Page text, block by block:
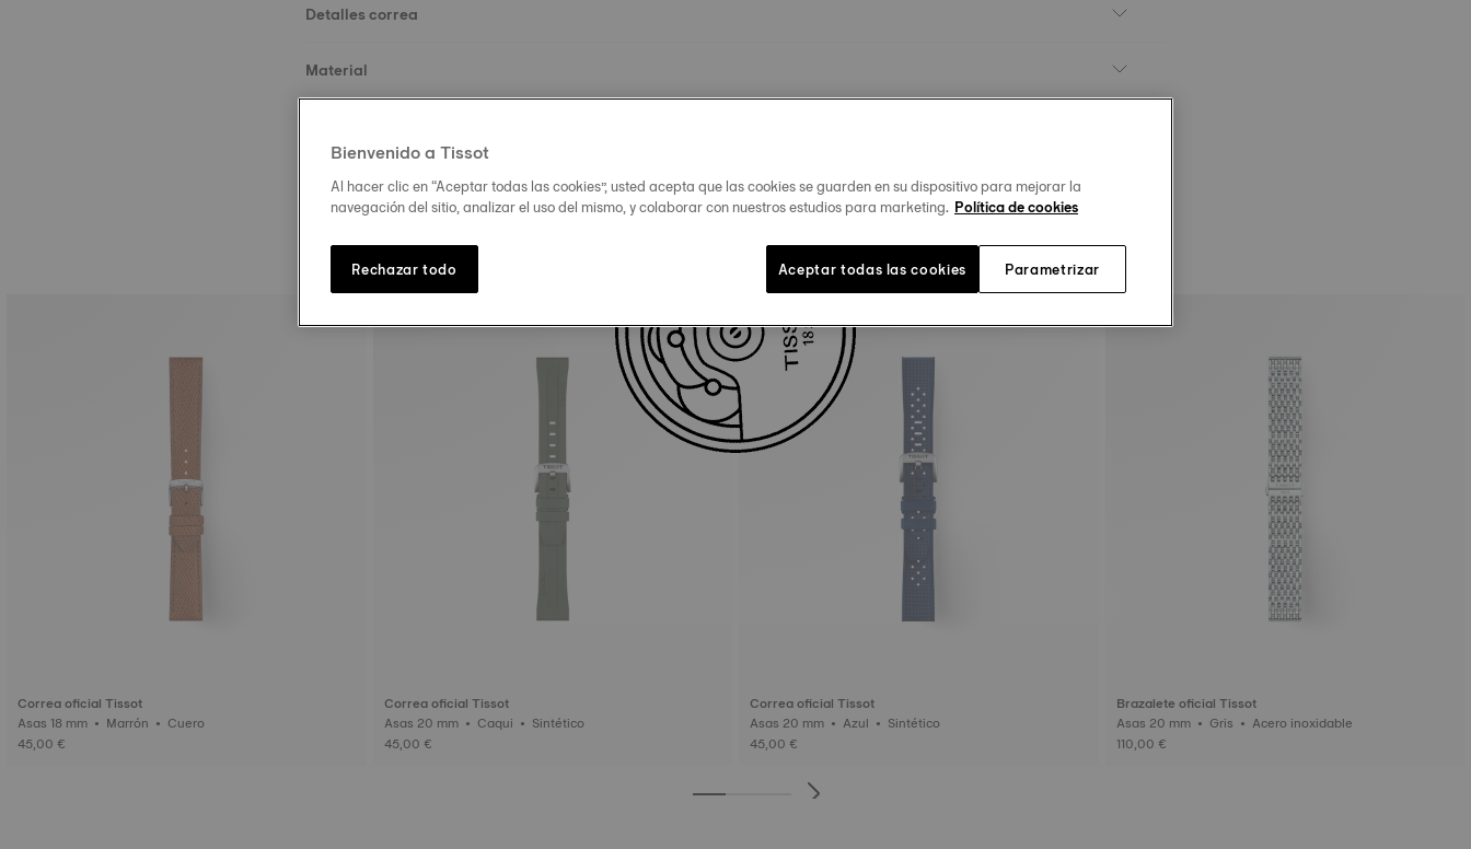
Detalles correa
Material
Productos similares
Correa oficial Tissot
Asas 18 mm • Marrón • Cuero
45,00 €
Correa oficial Tissot
Asas 20 mm • Caqui • Sintético
45,00 €
Correa oficial Tissot
Asas 20 mm • Azul • Sintético
45,00 €
Brazalete oficial Tissot
Asas 20 mm • Gris • Acero inoxidable
110,00 €
Bienvenido a Tissot
Al hacer clic en “Aceptar todas las cookies”, usted acepta que las cookies se guarden en su dispositivo para mejorar la
navegación del sitio, analizar el uso del mismo, y colaborar con nuestros estudios para marketing. Política de cookies
Parametrizar
Rechazar todo Aceptar todas las cookies